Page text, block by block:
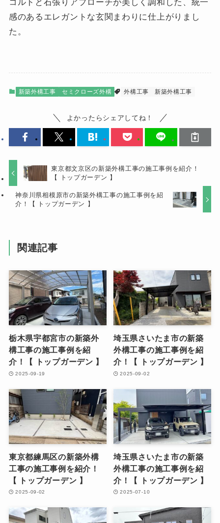
コルトと石張りアプローチが美しく調和した、統一
感のあるエレガントな玄関まわりに仕上がりまし
た。
新築外構工事 セミクローズ外構 外構工事 新築外構工事
よかったらシェアしてね！
東京都文京区の新築外構工事の施工事例を紹介！
【 トップガーデン 】
神奈川県相模原市の新築外構工事の施工事例を紹
介！【 トップガーデン 】
関連記事
栃木県宇都宮市の新築外
構工事の施工事例を紹
介！【 トップガーデン 】
2025-09-19
埼玉県さいたま市の新築
外構工事の施工事例を紹
介！【 トップガーデン 】
2025-09-02
東京都練馬区の新築外構
工事の施工事例を紹介！
【 トップガーデン 】
2025-09-02
埼玉県さいたま市の新築
外構工事の施工事例を紹
介！【 トップガーデン 】
2025-07-10